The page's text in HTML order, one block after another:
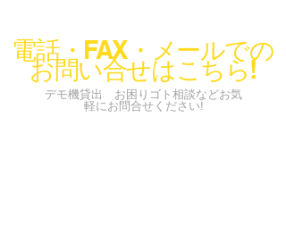
デモ機貸出 お困りゴト相談などお気
軽にお問合せください!
電話・FAX・メールでの
お問い合せはこちら!